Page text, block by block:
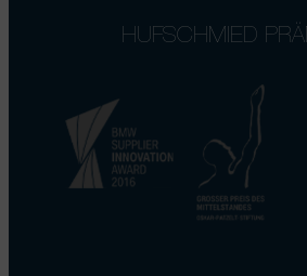
HUFSCHMIED